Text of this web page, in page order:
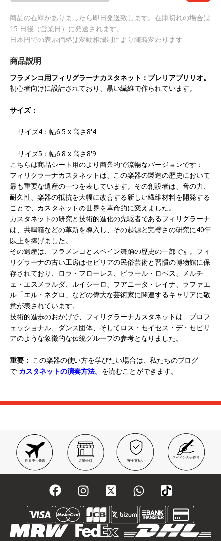
商品の在庫がありましたら即日発送致します。在庫切れの場合は
15 日後（営業日）に発送されます。
日本円での表示価格は変動相場制により随時変わります
商品説明
フラメンコ用フィリグラーナカスタネット：ブレリアブリリオ。
初心者向けに設計されており、黒い繊維で作られています。
サイズ：
サイズ4：幅6'5 x 高さ8'4
サイズ5：幅6'8 x 高さ8'9
こちらは商品シート用のより商業的で流暢なバージョンです：
フィリグラーナカスタネットは、この楽器の製造の歴史において
最も重要な遺産の一つを表しています。その創設者は、音の力、
耐久性、楽器の抵抗を大幅に改善する新しい繊維材料を開発する
ことで、カスタネットの世界を革命的に変えました。
カスタネットの研究と技術的進化の先駆者であるフィリグラーナ
は、共鳴箱などの革新を導入し、その起源と完璧さの研究に40年
以上を捧げました。
その遺産は、フラメンコとスペイン舞踊の歴史の一部です。フィ
リグラーナの古い工房はセビリアの民俗芸術と習慣の博物館に保
存されており、ロラ・フローレス、ピラール・ロペス、メルチ
ェ・エスメラルダ、ルイシーロ、フアニータ・レイナ、ラファエ
ル「エル・ネグロ」などの偉大な芸術家に関連するキャリアに敬
意が表されています。
技術的進歩のおかげで、フィリグラーナカスタネットは、プロフ
ェッショナル、ダンス団体、そしてロス・セイセス・デ・セビリ
アのような象徴的な伝統グループの参考となりました。
重要： この楽器の使い方を学びたい場合は、私たちのブログ
で カスタネットの演奏方法。 を読むことができます。
世界中へ発送 店舗受取 安全支払い
スペインの手作り